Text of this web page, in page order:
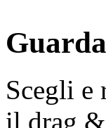
Scegli e
il drag